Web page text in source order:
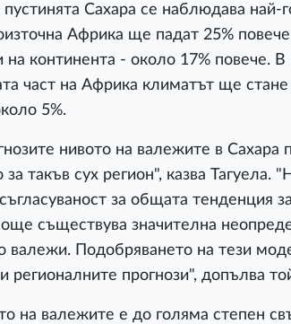
Сахара се наблюдава най-
Африка ще падат 25%
континента - около 17% повече. В
част на Африка климатът ще
5%.
нивото на валежите в Сахара
такъв сух регион", казва Тагуела.
за общата тенденция
съществува значителна
валежи. Подобряването на тези
регионалните прогнози", допълва
на валежите е до голяма степен